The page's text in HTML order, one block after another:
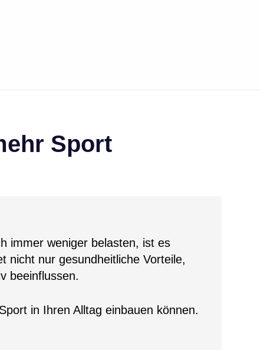
Sport
immer weniger belasten, ist es
nicht nur gesundheitliche Vorteile,
beeinflussen.
in Ihren Alltag einbauen können.